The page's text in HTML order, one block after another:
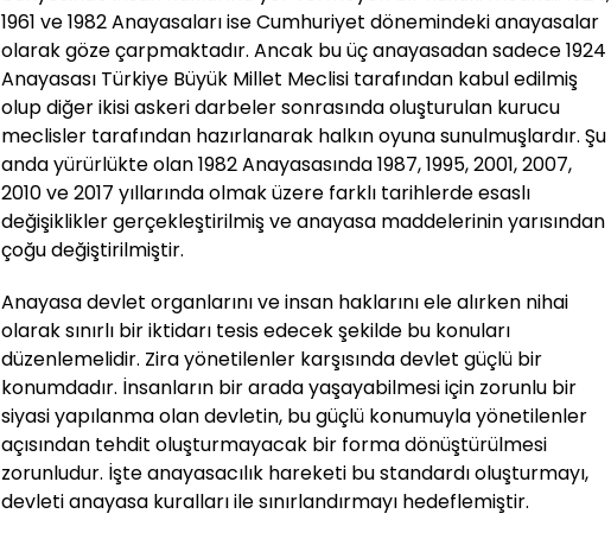
1961 ve 1982 Anayasaları ise Cumhuriyet dönemindeki anayasalar
olarak göze çarpmaktadır. Ancak bu üç anayasadan sadece 1924
Anayasası Türkiye Büyük Millet Meclisi tarafından kabul edilmiş
olup diğer ikisi askeri darbeler sonrasında oluşturulan kurucu
meclisler tarafından hazırlanarak halkın oyuna sunulmuşlardır. Şu
anda yürürlükte olan 1982 Anayasasında 1987, 1995, 2001, 2007,
2010 ve 2017 yıllarında olmak üzere farklı tarihlerde esaslı
değişiklikler gerçekleştirilmiş ve anayasa maddelerinin yarısından
çoğu değiştirilmiştir.
Anayasa devlet organlarını ve insan haklarını ele alırken nihai
olarak sınırlı bir iktidarı tesis edecek şekilde bu konuları
düzenlemelidir. Zira yönetilenler karşısında devlet güçlü bir
konumdadır. İnsanların bir arada yaşayabilmesi için zorunlu bir
siyasi yapılanma olan devletin, bu güçlü konumuyla yönetilenler
açısından tehdit oluşturmayacak bir forma dönüştürülmesi
zorunludur. İşte anayasacılık hareketi bu standardı oluşturmayı,
devleti anayasa kuralları ile sınırlandırmayı hedeflemiştir.